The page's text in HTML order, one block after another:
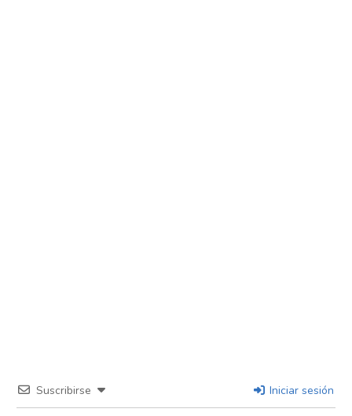
Suscribirse Iniciar sesión